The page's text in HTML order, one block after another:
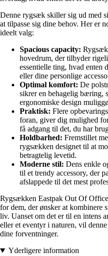
Denne rygsæk skiller sig ud med
at tilpasse sig dine behov. Her er
ideelt valg:
Spacious capacity:
hovedrum, der tilbyder
essentielle ting, hvad enten
eller dine personlige
Optimal komfort: De
sikrer en behagelig bæring,
ergonomiske design
Praktisk: Flere
foran, giver dig mulighed
få adgang til det, du har
Holdbarhed: Fremstillet
rygsækken designet til at
betragtelig levetid.
Moderne stil: Dens enkle
til et trendy accessory, der
afslappede til det mest
Rygsækken Eastpak Out Of
for dem, der ønsker at kombinere
liv. Uanset om det er til en intens
eller et eventyr i naturen, vil
dine forventninger.
Yderligere information